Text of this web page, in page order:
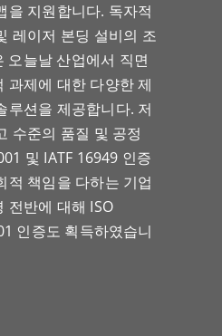
을 지원합니다. 독자적
레이저 본딩 설비의 조
오늘날 산업에서 직면
과제에 대한 다양한 제
루션을 제공합니다. 저
수준의 품질 및 공정
및 IATF 16949 인증
적 책임을 다하는 기업
전반에 대해 ISO
인증도 획득하였습니